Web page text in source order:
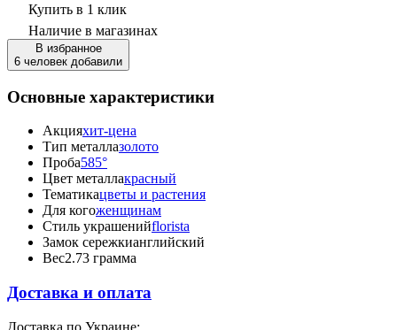
Купить в 1 клик
Наличие в магазинах
В избранное
6 человек добавили
Основные характеристики
Акцияхит-цена
Тип металлазолото
Проба585°
Цвет металлакрасный
Тематикацветы и растения
Для когоженщинам
Стиль украшенийflorista
Замок сережкианглийский
Вес2.73 грамма
Доставка и оплата
Доставка по Украине: